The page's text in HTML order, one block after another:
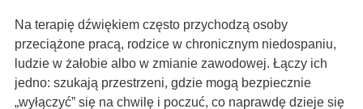
Na terapię dźwiękiem często przychodzą osoby
przeciążone pracą, rodzice w chronicznym niedospaniu,
ludzie w żałobie albo w zmianie zawodowej. Łączy ich
jedno: szukają przestrzeni, gdzie mogą bezpiecznie
„wyłączyć” się na chwilę i poczuć, co naprawdę dzieje się